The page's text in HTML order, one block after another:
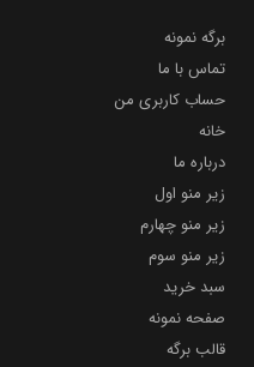
برگه نمونه
تماس با ما
حساب کاربری من
خانه
درباره ما
زیر منو اول
زیر منو چهارم
زیر منو سوم
سبد خرید
صفحه نمونه
قالب برگه